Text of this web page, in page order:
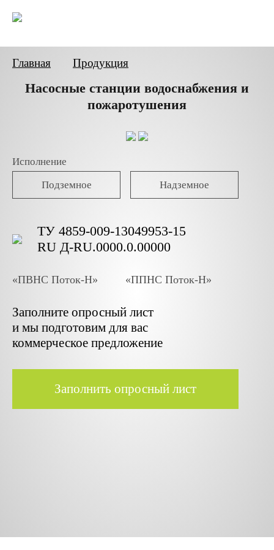
Главная Продукция
Насосные станции водоснабжения и
пожаротушения
Исполнение
Подземное
Надземное
ТУ 4859-009-13049953-15
RU Д-RU.0000.0.00000
«ПВНС Поток-Н» «ППНС Поток-Н»
Заполните опросный лист
и мы подготовим для вас
коммерческое предложение
Заполнить опросный лист